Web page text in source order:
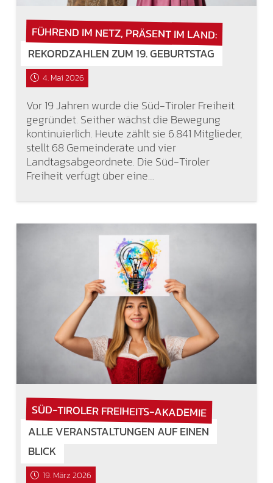
FÜHREND IM NETZ, PRÄSENT IM LAND:
REKORDZAHLEN ZUM 19. GEBURTSTAG
4. Mai 2026
Vor 19 Jahren wurde die Süd-Tiroler Freiheit
gegründet. Seither wächst die Bewegung
kontinuierlich. Heute zählt sie 6.841 Mitglieder,
stellt 68 Gemeinderäte und vier
Landtagsabgeordnete. Die Süd-Tiroler
Freiheit verfügt über eine…
SÜD-TIROLER FREIHEITS-AKADEMIE
ALLE VERANSTALTUNGEN AUF EINEN
BLICK
19. März 2026